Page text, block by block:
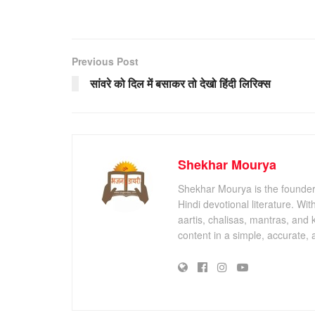
Previous Post
सांवरे को दिल में बसाकर तो देखो हिंदी लिरिक्स
Shekhar Mourya
Shekhar Mourya is the
Hindi devotional literature.
aartis, chalisas, mantras, and
content in a simple, accurate,